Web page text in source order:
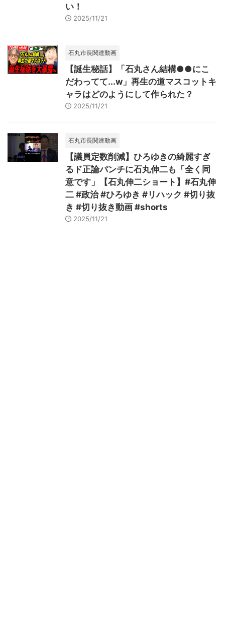
い！
2025/11/21
石丸市長関連動画
【誕生秘話】「石丸さん結構●●にこ
だわってて...w」再生の道マスコットキ
ャラはどのようにして作られた？
2025/11/21
石丸市長関連動画
【議員定数削減】ひろゆきの綺麗すぎ
るド正論パンチに石丸伸二も「全く同
意です」【石丸伸二ショート】#石丸伸
二 #政治 #ひろゆき #リハック #切り抜
き #切り抜き動画 #shorts
2025/11/21